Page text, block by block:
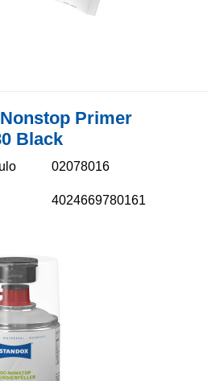
Primer
Black
02078016
4024669780161